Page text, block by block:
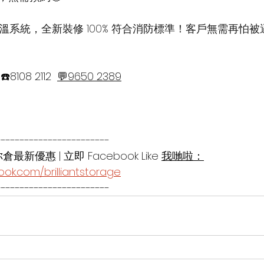
系統，全新裝修 100% 符合消防標準！客戶無需再怕被
☎️8108 2112 💬9650 2389
倉最新優惠 | 立即 Facebook Like 我哋啦：
brilliantstorage